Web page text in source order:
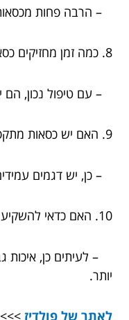
– הרבה פחות
8. כמה זמן מחזיקים כסאות מתקפלים?
– עם טיפול נכון, הם
9. האם יש כסאות מתקפלים ממדרכת חוץ?
– כן, יש דגמים
10. האם כדאי להשקיע בכסאות מתקפלים יקרים יותר?
– לעיתים כן, איכות
יותר.
לאתר של פולדיז >>>